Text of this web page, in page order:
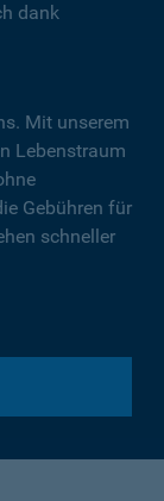
dank
Mit unserem
Lebenstraum
Gebühren für
schneller